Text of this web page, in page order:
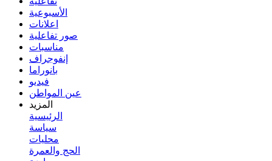
الأسبوعية
اعلانات
صور تفاعلية
مناسبات
إنفوجراف
بانوراما
فيديو
عين المواطن
المزيد
الرئيسية
سياسة
محليات
الحج والعمرة